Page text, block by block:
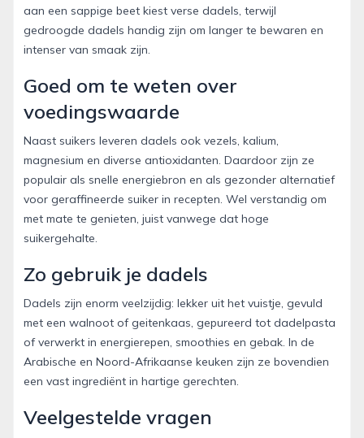
aan een sappige beet kiest verse dadels, terwijl
gedroogde dadels handig zijn om langer te bewaren en
intenser van smaak zijn.
Goed om te weten over
voedingswaarde
Naast suikers leveren dadels ook vezels, kalium,
magnesium en diverse antioxidanten. Daardoor zijn ze
populair als snelle energiebron en als gezonder alternatief
voor geraffineerde suiker in recepten. Wel verstandig om
met mate te genieten, juist vanwege dat hoge
suikergehalte.
Zo gebruik je dadels
Dadels zijn enorm veelzijdig: lekker uit het vuistje, gevuld
met een walnoot of geitenkaas, gepureerd tot dadelpasta
of verwerkt in energierepen, smoothies en gebak. In de
Arabische en Noord-Afrikaanse keuken zijn ze bovendien
een vast ingrediënt in hartige gerechten.
Veelgestelde vragen